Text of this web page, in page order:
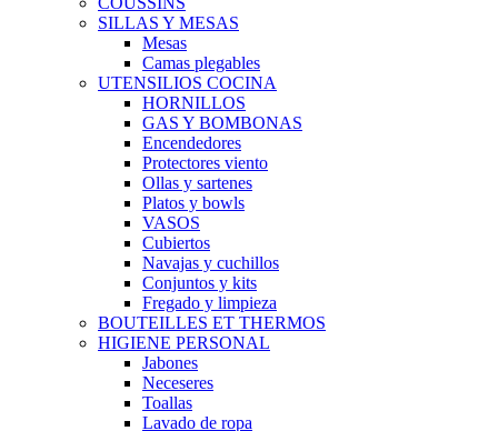
SILLAS Y MESAS
Mesas
Camas plegables
UTENSILIOS COCINA
HORNILLOS
GAS Y BOMBONAS
Encendedores
Protectores viento
Ollas y sartenes
Platos y bowls
VASOS
Cubiertos
Navajas y cuchillos
Conjuntos y kits
Fregado y limpieza
BOUTEILLES ET THERMOS
HIGIENE PERSONAL
Jabones
Neceseres
Toallas
Lavado de ropa